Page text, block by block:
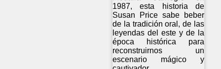
1987, esta historia de
Susan Price sabe beber
de la tradición oral, de las
leyendas del este y de la
época histórica para
reconstruirnos un
escenario mágico y